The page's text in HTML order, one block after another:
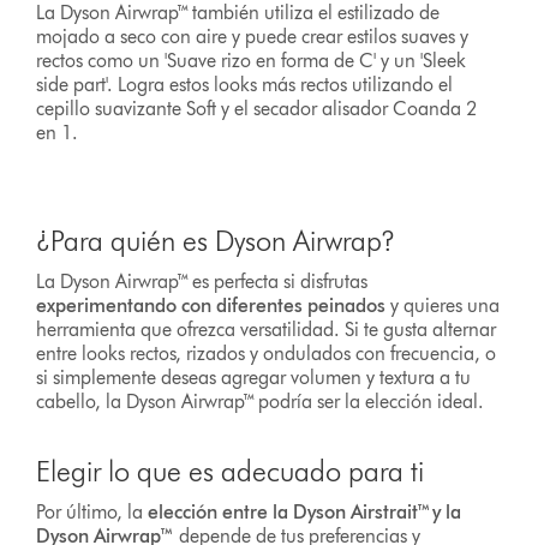
La Dyson Airwrap™ también utiliza el estilizado de
mojado a seco con aire y puede crear estilos suaves y
rectos como un 'Suave rizo en forma de C' y un 'Sleek
side part'. Logra estos looks más rectos utilizando el
cepillo suavizante Soft y el secador alisador Coanda 2
en 1.
¿Para quién es Dyson Airwrap?
La Dyson Airwrap™ es perfecta si disfrutas
experimentando con diferentes peinados y quieres una
herramienta que ofrezca versatilidad. Si te gusta alternar
entre looks rectos, rizados y ondulados con frecuencia, o
si simplemente deseas agregar volumen y textura a tu
cabello, la Dyson Airwrap™ podría ser la elección ideal.
Elegir lo que es adecuado para ti
Por último, laelección entre la Dyson Airstrait™ y la
Dyson Airwrap™ depende de tus preferencias y